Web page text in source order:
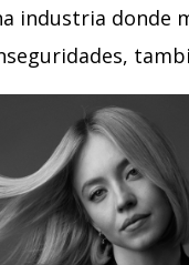
industria donde